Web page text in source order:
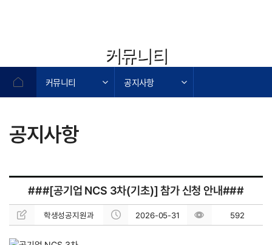
커뮤니티
커뮤니티 공지사항
공지사항
###[공기업 NCS 3차(기초)] 참가 신청 안내###
학생성공지원과 2026-05-31 592